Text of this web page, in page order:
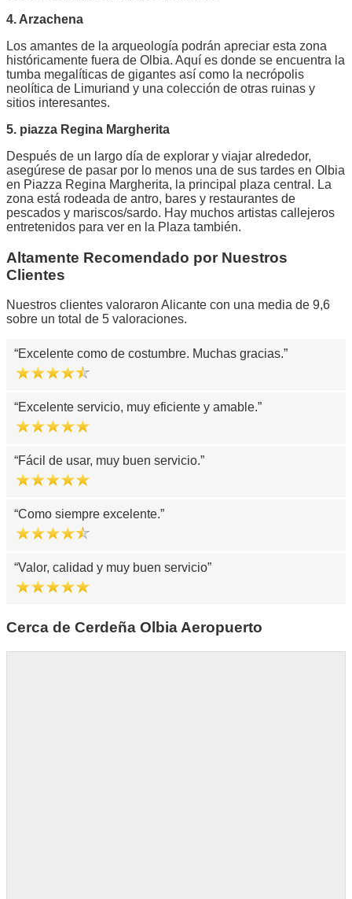
4. Arzachena
Los amantes de la arqueología podrán apreciar esta zona
históricamente fuera de Olbia. Aquí es donde se encuentra la
tumba megalíticas de gigantes así como la necrópolis
neolítica de Limuriand y una colección de otras ruinas y
sitios interesantes.
5. piazza Regina Margherita
Después de un largo día de explorar y viajar alrededor,
asegúrese de pasar por lo menos una de sus tardes en Olbia
en Piazza Regina Margherita, la principal plaza central. La
zona está rodeada de antro, bares y restaurantes de
pescados y mariscos/sardo. Hay muchos artistas callejeros
entretenidos para ver en la Plaza también.
Altamente Recomendado por Nuestros
Clientes
Nuestros clientes valoraron Alicante con una media de 9,6
sobre un total de 5 valoraciones.
Excelente como de costumbre. Muchas gracias.
Excelente servicio, muy eficiente y amable.
Fácil de usar, muy buen servicio.
Como siempre excelente.
Valor, calidad y muy buen servicio
Cerca de Cerdeña Olbia Aeropuerto